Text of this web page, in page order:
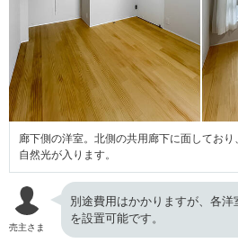
廊下側の洋室。北側の共用廊下に面してお
自然光が入ります。
売主さま
別途費用はかかりますが、各
を設置可能です。